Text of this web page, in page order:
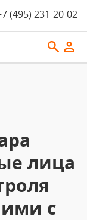
(495) 231-20-02
лица
с